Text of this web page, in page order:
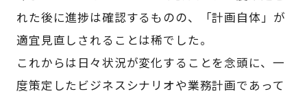
れた後に進捗は確認するものの、「計画自体」が
適宜見直しされることは稀でした。
これからは日々状況が変化することを念頭に、一
度策定したビジネスシナリオや業務計画であって